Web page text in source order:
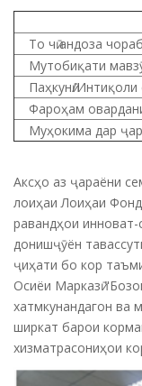
То чӣ андоза
Мутобиқати
Паҳкунӣ/Интиқоли
Фароҳам
Муҳокима дар
Аксҳо аз ҷараёни
лоиҳаи Лоиҳаи
равандҳои инноват-
донишҷӯён
ҷиҳати бо кор
Осиёи Марказӣ
хатмкунандагон ва
ширкат барои
хизматрасониҳои